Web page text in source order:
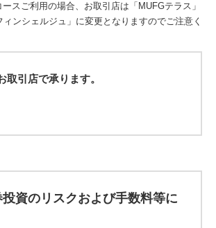
スご利用の場合、お取引店は「MUFGテラス」
ンシェルジュ」に変更となりますのでご注意く
取引店で承ります。
資のリスクおよび手数料等に